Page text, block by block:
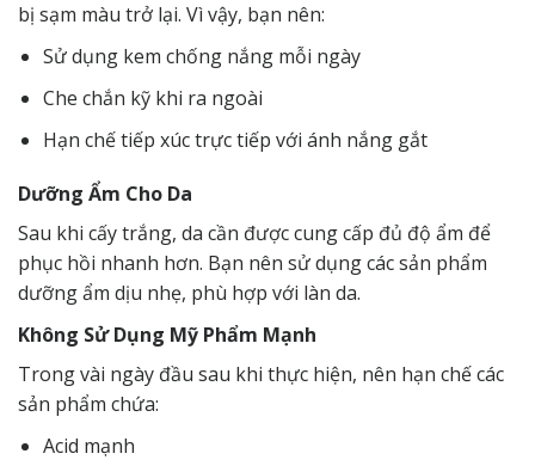
bị sạm màu trở lại. Vì vậy, bạn nên:
Sử dụng kem chống nắng mỗi ngày
Che chắn kỹ khi ra ngoài
Hạn chế tiếp xúc trực tiếp với ánh nắng gắt
Dưỡng Ẩm Cho Da
Sau khi cấy trắng, da cần được cung cấp đủ độ ẩm để
phục hồi nhanh hơn. Bạn nên sử dụng các sản phẩm
dưỡng ẩm dịu nhẹ, phù hợp với làn da.
Không Sử Dụng Mỹ Phẩm Mạnh
Trong vài ngày đầu sau khi thực hiện, nên hạn chế các
sản phẩm chứa:
Acid mạnh